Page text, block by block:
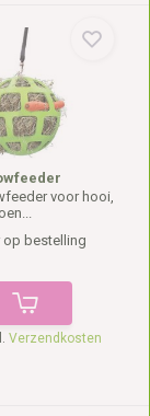
voor hooi,
op bestelling
Verzendkosten